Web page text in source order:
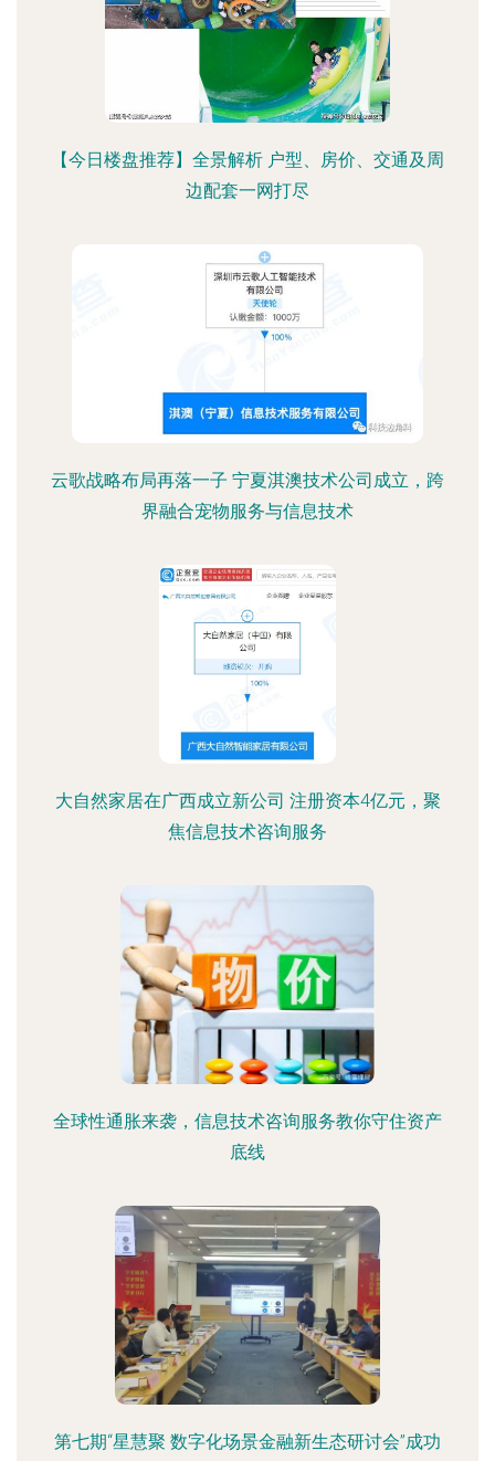
【今日楼盘推荐】全景解析 户型、房价、交通及周
边配套一网打尽
云歌战略布局再落一子 宁夏淇澳技术公司成立，跨
界融合宠物服务与信息技术
大自然家居在广西成立新公司 注册资本4亿元，聚
焦信息技术咨询服务
全球性通胀来袭，信息技术咨询服务教你守住资产
底线
第七期“星慧聚 数字化场景金融新生态研讨会”成功